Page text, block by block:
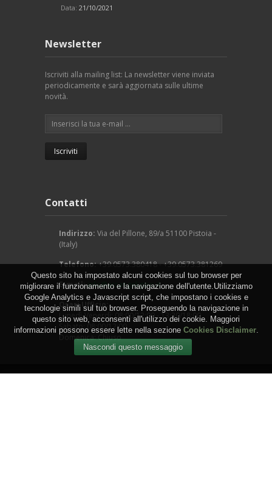
Data: 21/10/2021
Newsletter
Iscriviti alla mailing list: La newsletter viene inviata
periodicamente e sarà aggiornata sulle ultime
novità.
Contatti
Indirizzo: Via del Pillone, 89/a 51100 Pistoia -
(Italy)
Telefono:+39.0573.380418 - +39.0573.381269
E-mail:info@arcangeligino.it
Orari Ufficio:
Lunedì-Venerdì: 08:00/12:00 - 13:30/18:00
Sabato: 08:00/12:00
Domenica: Chiuso
Questo sito ha impostato alcuni cookies sul tuo browser per
migliorare il funzionamento e la navigazione dell'utente.Utilizziamo
Google Analytics e Javascript script, che impostano i cookies e
tecnologie simili sul tuo browser. Proseguendo la navigazione in
questo sito web, acconsenti all'utilizzo dei cookie. Maggiori
informazioni possono essere lette nella sezione Cookies Disclaimer.